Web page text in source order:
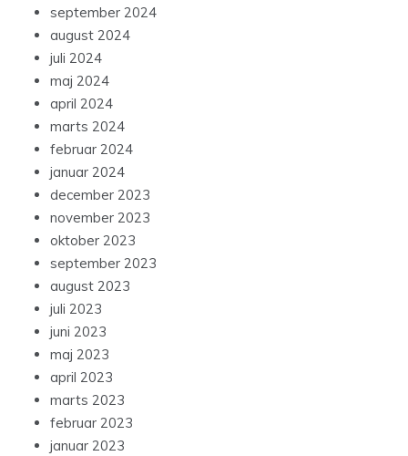
september 2024
august 2024
juli 2024
maj 2024
april 2024
marts 2024
februar 2024
januar 2024
december 2023
november 2023
oktober 2023
september 2023
august 2023
juli 2023
juni 2023
maj 2023
april 2023
marts 2023
februar 2023
januar 2023